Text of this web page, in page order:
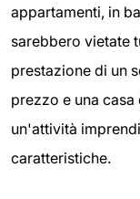
appartamenti, in
sarebbero vietate
prestazione di un
prezzo e una
un'attività
caratteristiche.